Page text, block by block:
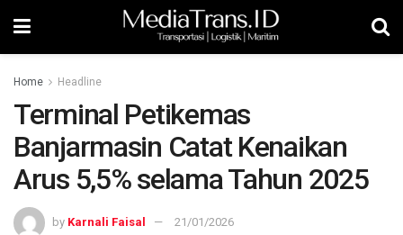
Home Headline
Terminal Petikemas
Banjarmasin Catat Kenaikan
Arus 5,5% selama Tahun 2025
by Karnali Faisal 21/01/2026